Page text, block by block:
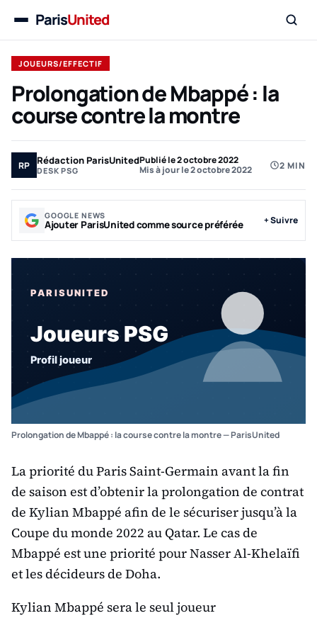
MenuParisUnited
JOUEURS/EFFECTIF
Prolongation de Mbappé : la
course contre la montre
RP Rédaction ParisUnited
DESK PSG
Publié le 2 octobre 2022
Mis à jour le 2 octobre 2022
2 MIN
GOOGLE NEWS
Ajouter ParisUnited comme source préférée + Suivre
Prolongation de Mbappé : la course contre la montre — ParisUnited
La priorité du Paris Saint-Germain avant la fin
de saison est d’obtenir la prolongation de contrat
de Kylian Mbappé afin de le sécuriser jusqu’à la
Coupe du monde 2022 au Qatar. Le cas de
Mbappé est une priorité pour Nasser Al-Khelaïfi
et les décideurs de Doha.
Kylian Mbappé sera le seul joueur